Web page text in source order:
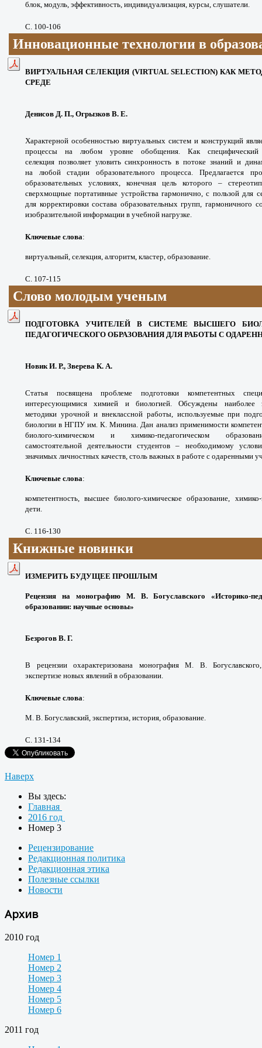
блок, модуль, эффективность, индивидуализация, курсы, слушатели.
С. 100-106
Инновационные технологии в
ВИРТУАЛЬНАЯ СЕЛЕКЦИЯ (VIRTUAL SELECTION) КАК
СРЕДЕ
Денисов Д. П., Огрызков В. Е.
Характерной особенностью виртуальных систем и конструкций
процессы на любом уровне обобщения. Как специфический
селекция позволяет уловить синхронность в потоке знаний и
на любой стадии образовательного процесса. Предлагается
образовательных условиях, конечная цель которого –
сверхмощные портативные устройства гармонично, с пользой для
для корректировки состава образовательных групп,
изобразительной информации в учебной нагрузке.
Ключевые слова:
виртуальный, селекция, алгоритм, кластер, образование.
С. 107-115
Слово молодым ученым
ПОДГОТОВКА УЧИТЕЛЕЙ В СИСТЕМЕ ВЫСШЕГО
ПЕДАГОГИЧЕСКОГО ОБРАЗОВАНИЯ ДЛЯ РАБОТЫ С
Новик И. Р., Зверева К. А.
Статья посвящена проблеме подготовки компетентных
интересующимися химией и биологией. Обсуждены
методики урочной и внеклассной работы, используемые при
биологии в НГПУ им. К. Минина. Дан анализ применимости
биолого-химическом и химико-педагогическом
самостоятельной деятельности студентов – необходимому
значимых личностных качеств, столь важных в работе с одаренными
Ключевые слова:
компетентность, высшее биолого-химическое образование,
дети.
С. 116-130
Книжные новинки
ИЗМЕРИТЬ БУДУЩЕЕ ПРОШЛЫМ
Рецензия на монографию М. В. Богуславского «Историко-
образовании: научные основы»
Безрогов В. Г.
В рецензии охарактеризована монография М. В. Богуславского,
экспертизе новых явлений в образовании.
Ключевые слова:
М. В. Богуславский, экспертиза, история, образование.
С. 131-134
Наверх
Вы здесь:
Главная
2016 год
Номер 3
Рецензирование
Редакционная политика
Редакционная этика
Полезные ссылки
Новости
Архив
2010 год
Номер 1
Номер 2
Номер 3
Номер 4
Номер 5
Номер 6
2011 год